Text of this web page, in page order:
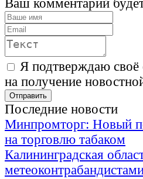
Ваш комментарий
Я подтверждаю своё
на получение
Последние новости
Минпромторг: Новый
на торговлю табаком
Калининградская